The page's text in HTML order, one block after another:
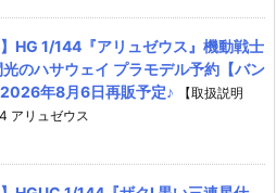
】HG 1/144『アリュゼウス』機動戦士
光のハサウェイ プラモデル予約【バン
年8月6日再販予定♪
【取扱説明
アリュゼウス